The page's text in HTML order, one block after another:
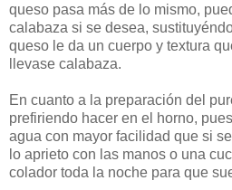
queso pasa más de lo mismo,
calabaza si se desea,
queso le da un cuerpo y textura
llevase calabaza.
En cuanto a la preparación del
prefiriendo hacer en el horno,
agua con mayor facilidad que si
lo aprieto con las manos o una
colador toda la noche para que